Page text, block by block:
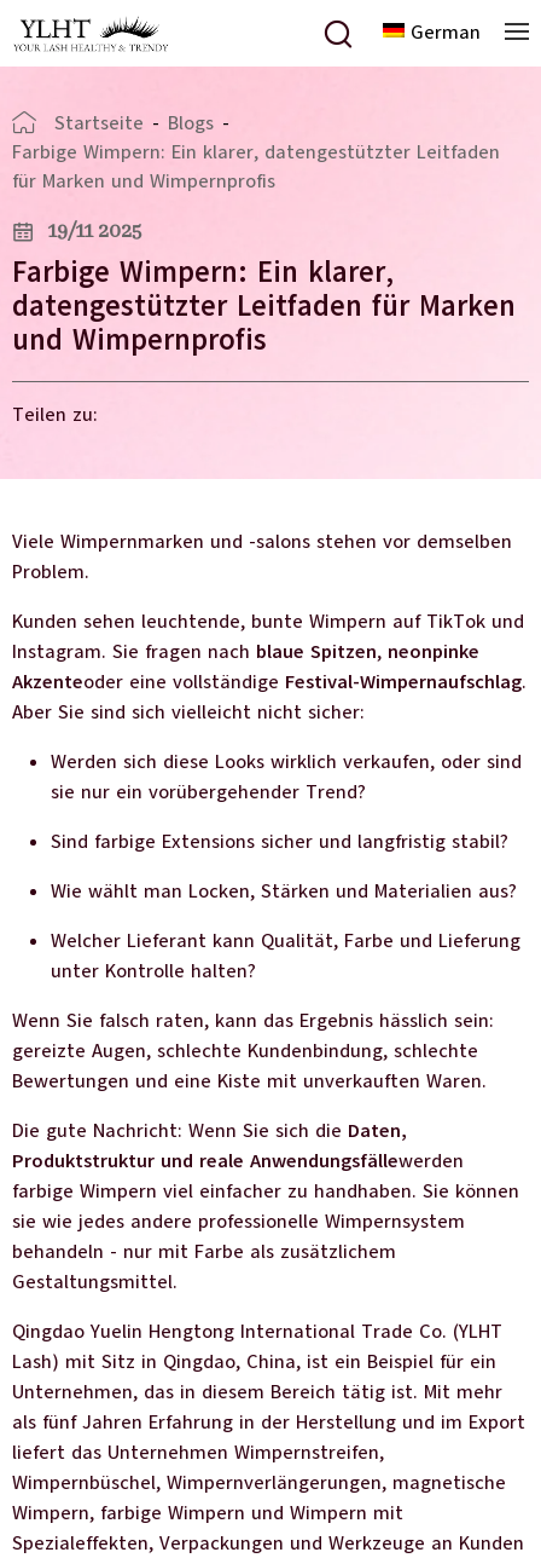
German
Startseite - Blogs -
Farbige Wimpern: Ein klarer, datengestützter Leitfaden
für Marken und Wimpernprofis
19/11 2025
Farbige Wimpern: Ein klarer,
datengestützter Leitfaden für Marken
und Wimpernprofis
Teilen zu:
Viele Wimpernmarken und -salons stehen vor demselben
Problem.
Kunden sehen leuchtende, bunte Wimpern auf TikTok und
Instagram. Sie fragen nach blaue Spitzen, neonpinke
Akzenteoder eine vollständige Festival-Wimpernaufschlag.
Aber Sie sind sich vielleicht nicht sicher:
Werden sich diese Looks wirklich verkaufen, oder sind
sie nur ein vorübergehender Trend?
Sind farbige Extensions sicher und langfristig stabil?
Wie wählt man Locken, Stärken und Materialien aus?
Welcher Lieferant kann Qualität, Farbe und Lieferung
unter Kontrolle halten?
Wenn Sie falsch raten, kann das Ergebnis hässlich sein:
gereizte Augen, schlechte Kundenbindung, schlechte
Bewertungen und eine Kiste mit unverkauften Waren.
Die gute Nachricht: Wenn Sie sich die Daten,
Produktstruktur und reale Anwendungsfällewerden
farbige Wimpern viel einfacher zu handhaben. Sie können
sie wie jedes andere professionelle Wimpernsystem
behandeln - nur mit Farbe als zusätzlichem
Gestaltungsmittel.
Qingdao Yuelin Hengtong International Trade Co. (YLHT
Lash) mit Sitz in Qingdao, China, ist ein Beispiel für ein
Unternehmen, das in diesem Bereich tätig ist. Mit mehr
als fünf Jahren Erfahrung in der Herstellung und im Export
liefert das Unternehmen Wimpernstreifen,
Wimpernbüschel, Wimpernverlängerungen, magnetische
Wimpern, farbige Wimpern und Wimpern mit
Spezialeffekten, Verpackungen und Werkzeuge an Kunden